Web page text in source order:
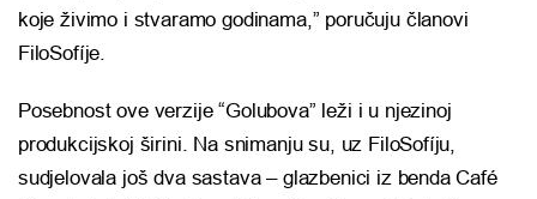
koje živimo i stvaramo godinama,” poručuju članovi
FiloSofíje.
Posebnost ove verzije “Golubova” leži i u njezinoj
produkcijskoj širini. Na snimanju su, uz FiloSofíju,
sudjelovala još dva sastava – glazbenici iz benda Café